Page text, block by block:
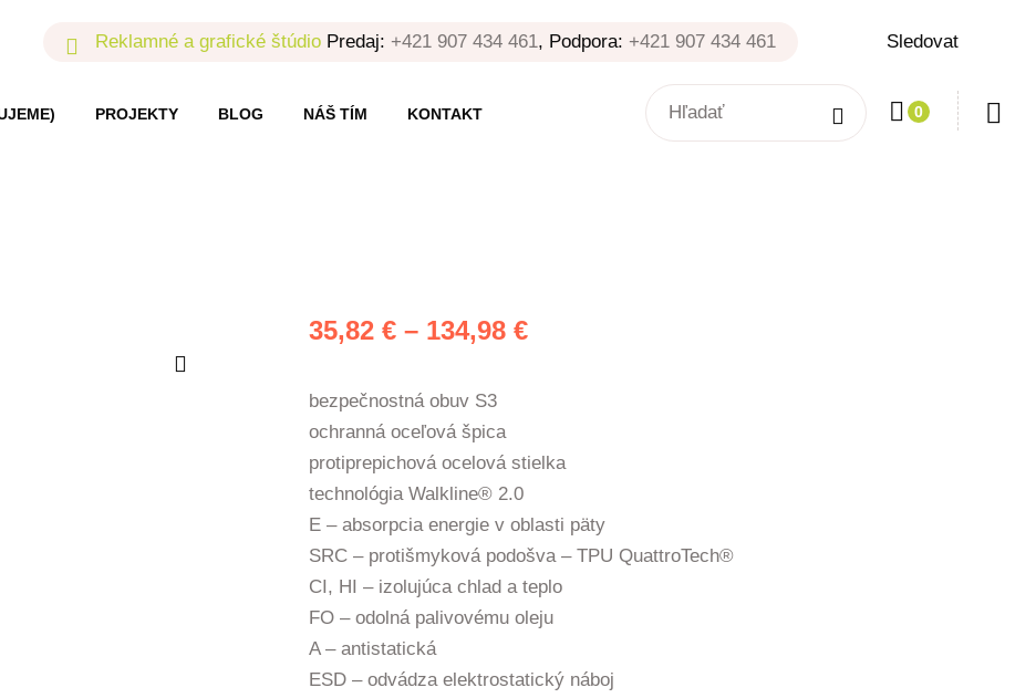
Reklamné a grafické štúdio Predaj: +421 907 434 461, Podpora: +421 907 434 461 Sledovat
PROJEKTY BLOG NÁŠ TÍM KONTAKT 0
35,82 € – 134,98 €Price
bezpečnostná obuv S3
ochranná oceľová špica
protiprepichová ocelová stielka
technológia Walkline® 2.0
E – absorpcia energie v oblasti päty
SRC – protišmyková podošva – TPU QuattroTech®
CI, HI – izolujúca chlad a teplo
FO – odolná palivovému oleju
A – antistatická
ESD – odvádza elektrostatický náboj